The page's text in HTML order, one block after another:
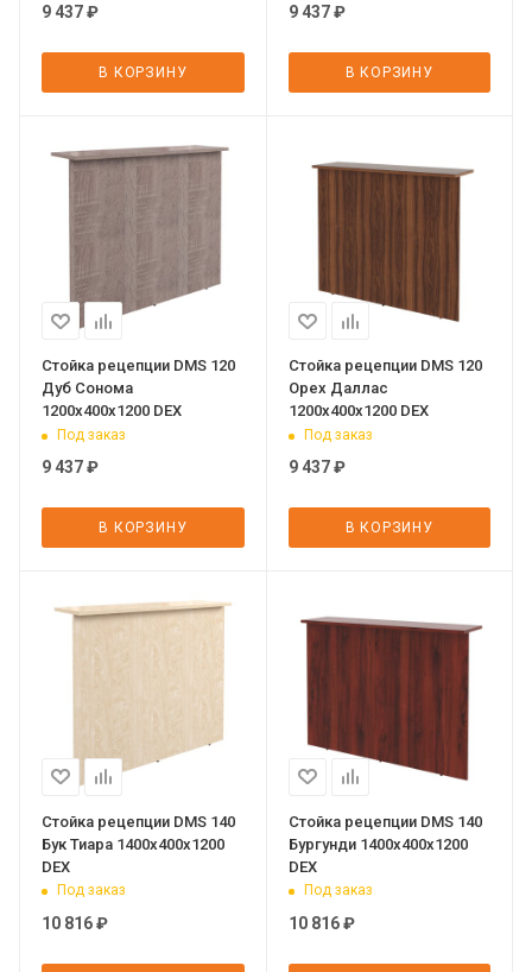
9 437₽
В КОРЗИНУ
9 437₽
В КОРЗИНУ
Стойка рецепции DMS 120
Дуб Сонома
1200х400х1200 DEX
Под заказ
9 437₽
В КОРЗИНУ
Стойка рецепции DMS 120
Орех Даллас
1200х400х1200 DEX
Под заказ
9 437₽
В КОРЗИНУ
Стойка рецепции DMS 140
Бук Тиара 1400х400х1200
DEX
Под заказ
10 816₽
Стойка рецепции DMS 140
Бургунди 1400х400х1200
DEX
Под заказ
10 816₽